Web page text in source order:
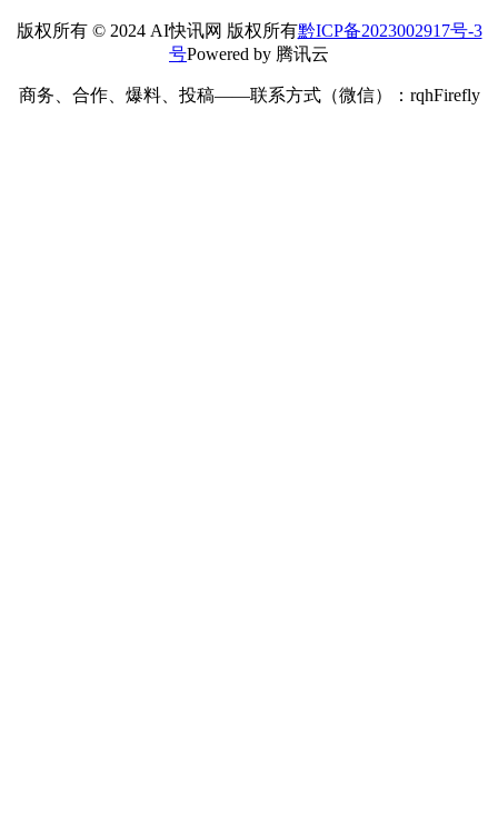
版权所有 © 2024 AI快讯网 版权所有黔ICP备2023002917号-3
号Powered by 腾讯云
商务、合作、爆料、投稿——联系方式（微信）：rqhFirefly